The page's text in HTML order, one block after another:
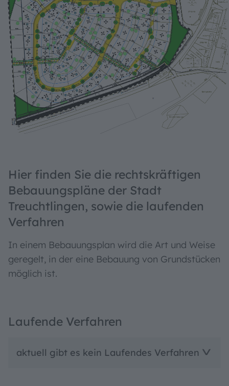
Hier finden Sie die rechtskräftigen
Bebauungspläne der Stadt
Treuchtlingen, sowie die laufenden
Verfahren
In einem Bebauungsplan wird die Art und Weise
geregelt, in der eine Bebauung von Grundstücken
möglich ist.
Laufende Verfahren
aktuell gibt es kein Laufendes Verfahren